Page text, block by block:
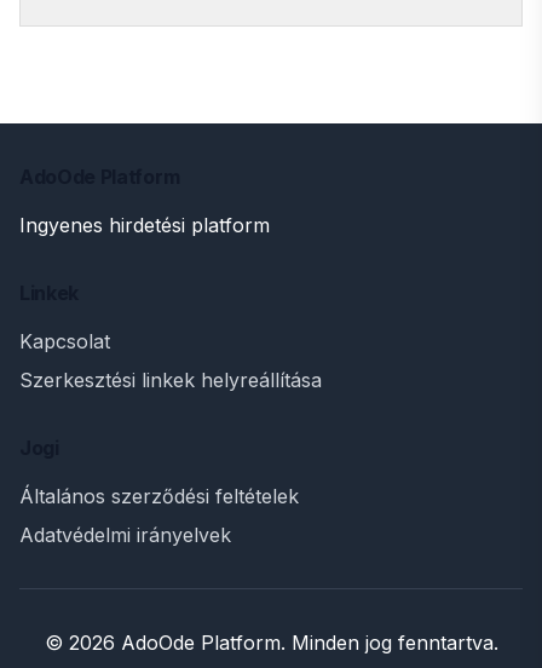
Ingyenes hirdetési platform
Kapcsolat
Szerkesztési linkek helyreállítása
Általános szerződési feltételek
Adatvédelmi irányelvek
© 2026 AdoOde Platform. Minden jog fenntartva.